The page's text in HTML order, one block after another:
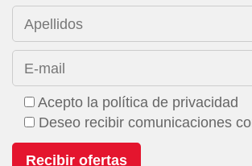
Apellidos
E-mail
Acepto la política de privacidad
Deseo recibir comunicaciones